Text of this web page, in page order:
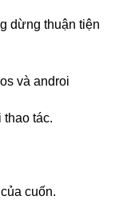
dừng thuận tiện
và androi
tác.
cuốn.